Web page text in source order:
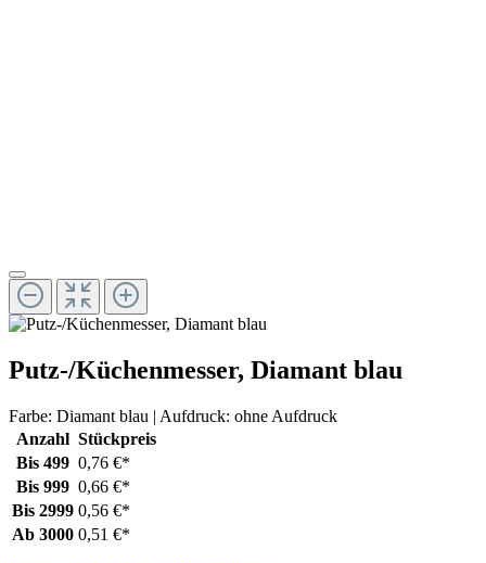
Putz-/Küchenmesser, Diamant blau
Farbe: Diamant blau | Aufdruck: ohne Aufdruck
Anzahl Stückpreis
Bis 499 0,76 €*
Bis 999 0,66 €*
Bis 2999 0,56 €*
Ab 3000 0,51 €*